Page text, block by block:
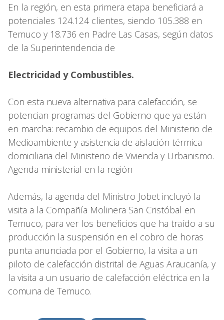
En la región, en esta primera etapa beneficiará a
potenciales 124.124 clientes, siendo 105.388 en
Temuco y 18.736 en Padre Las Casas, según datos
de la Superintendencia de
Electricidad y Combustibles.
Con esta nueva alternativa para calefacción, se
potencian programas del Gobierno que ya están
en marcha: recambio de equipos del Ministerio de
Medioambiente y asistencia de aislación térmica
domiciliaria del Ministerio de Vivienda y Urbanismo.
Agenda ministerial en la región
Además, la agenda del Ministro Jobet incluyó la
visita a la Compañía Molinera San Cristóbal en
Temuco, para ver los beneficios que ha traído a su
producción la suspensión en el cobro de horas
punta anunciada por el Gobierno, la visita a un
piloto de calefacción distrital de Aguas Araucanía, y
la visita a un usuario de calefacción eléctrica en la
comuna de Temuco.